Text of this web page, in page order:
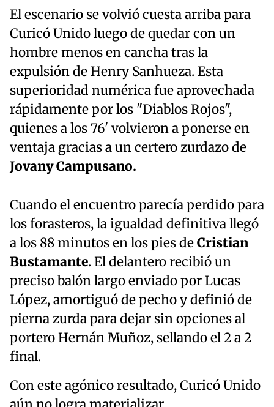
El escenario se volvió cuesta arriba para
Curicó Unido luego de quedar con un
hombre menos en cancha tras la
expulsión de Henry Sanhueza. Esta
superioridad numérica fue aprovechada
rápidamente por los "Diablos Rojos",
quienes a los 76' volvieron a ponerse en
ventaja gracias a un certero zurdazo de
Jovany Campusano.
Cuando el encuentro parecía perdido para
los forasteros, la igualdad definitiva llegó
a los 88 minutos en los pies deCristian
Bustamante. El delantero recibió un
preciso balón largo enviado por Lucas
López, amortiguó de pecho y definió de
pierna zurda para dejar sin opciones al
portero Hernán Muñoz, sellando el 2 a 2
final.
Con este agónico resultado, Curicó Unido